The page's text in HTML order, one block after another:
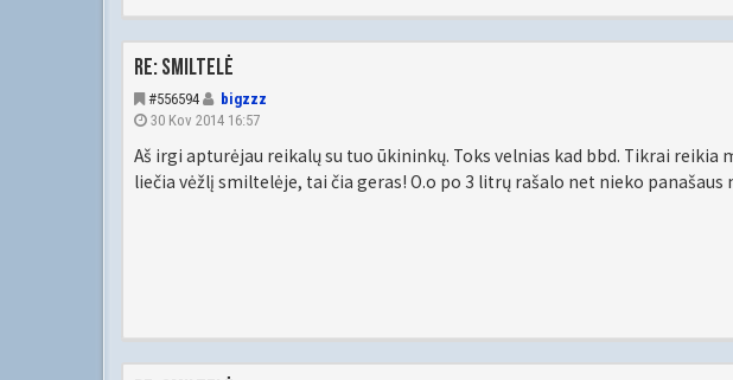
Re: Smiltelė
#556594
bigzzz
30 Kov 2014 16:57
Aš irgi apturėjau reikalų su tuo ūkininkų. Toks velnias kad bbd. Tikrai
liečia vėžlį smiltelėje, tai čia geras! O.o po 3 litrų rašalo net nieko panašaus